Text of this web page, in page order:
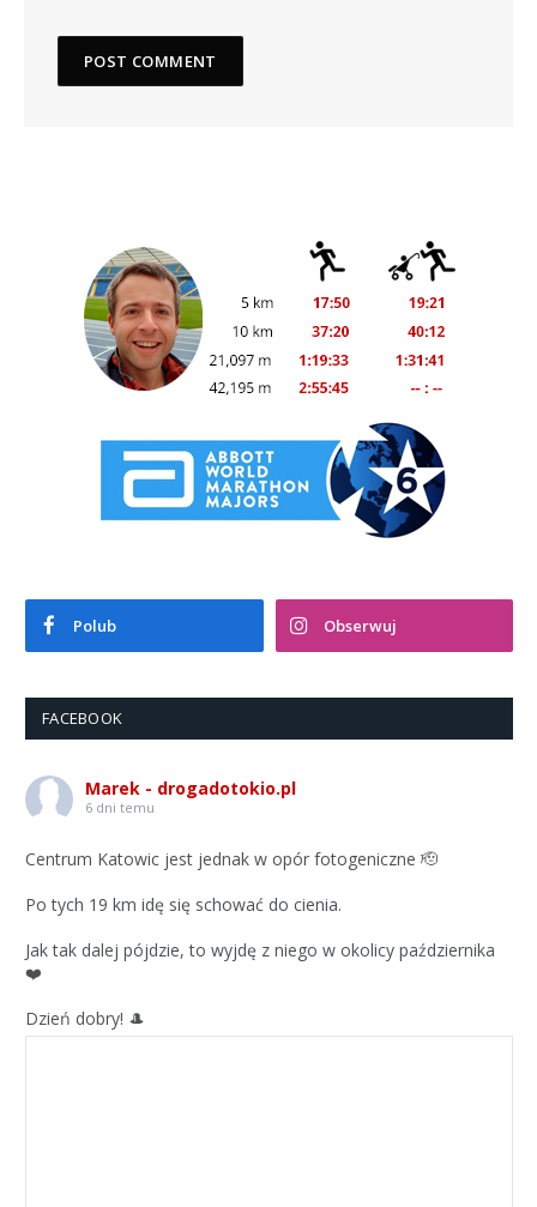
Polub Obserwuj
FACEBOOK
Marek - drogadotokio.pl
6 dni temu
Centrum Katowic jest jednak w opór fotogeniczne 🫡
Po tych 19 km idę się schować do cienia.
Jak tak dalej pójdzie, to wyjdę z niego w okolicy października
❤️
Dzień dobry! 🎩